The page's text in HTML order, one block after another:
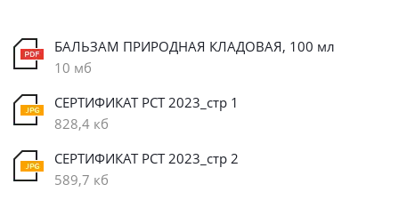
БАЛЬЗАМ ПРИРОДНАЯ КЛАДОВАЯ, 100 мл
10 мб
СЕРТИФИКАТ РСТ 2023_стр 1
828,4 кб
СЕРТИФИКАТ РСТ 2023_стр 2
589,7 кб